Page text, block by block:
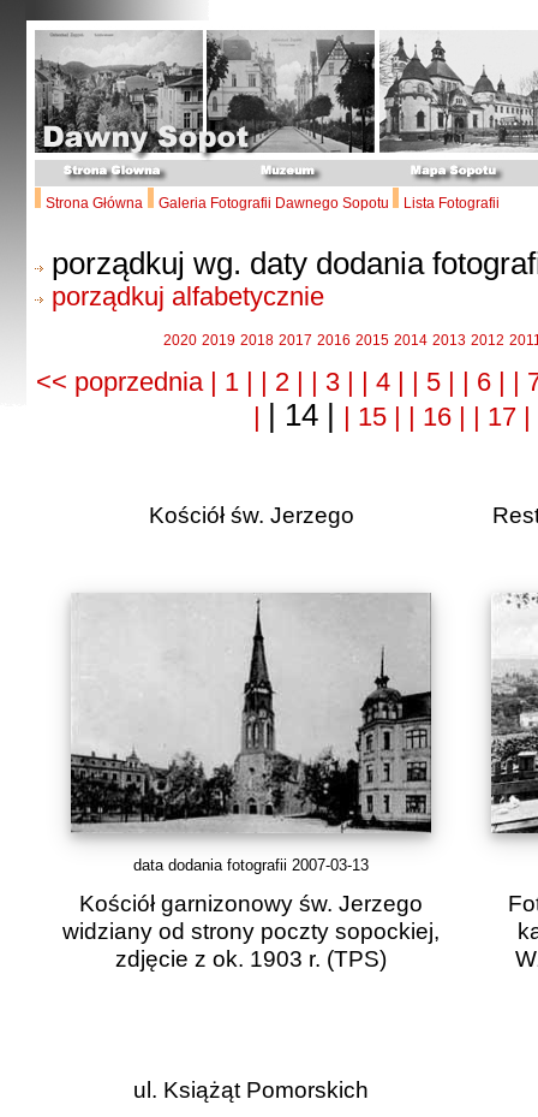
Strona Główna Galeria Fotografii Dawnego Sopotu Lista Fotografii
porządkuj wg. daty dodania
porządkuj alfabetycznie
2020 2019 2018 2017 2016 2015 2014 2013 2012
<< poprzednia | 1 | | 2 | | 3 | | 4 | | 5 | | 6 | |
| | 14 | | 15 | | 16 | | 17 |
Kościół św. Jerzego
data dodania fotografii 2007-03-13
Kościół garnizonowy św. Jerzego
widziany od strony poczty sopockiej,
zdjęcie z ok. 1903 r. (TPS)
ul. Książąt Pomorskich